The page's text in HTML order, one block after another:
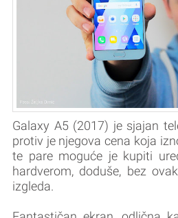
Galaxy A5 (2017) je sjajan
protiv je njegova cena koja
te pare moguće je kupiti
hardverom, doduše, bez
izgleda.